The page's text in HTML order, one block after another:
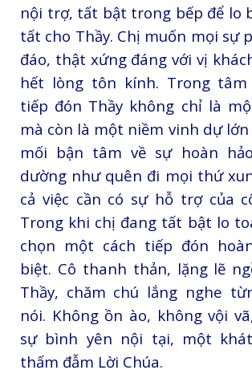
nội trợ, tất bật trong bếp để lo
tất cho Thầy. Chị muốn mọi sự
đáo, thật xứng đáng với vị
hết lòng tôn kính. Trong
tiếp đón Thầy không chỉ là
mà còn là một niềm vinh dự lớn
mối bận tâm về sự hoàn
dường như quên đi mọi thứ
cả việc cần có sự hỗ trợ của
Trong khi chị đang tất bật lo
chọn một cách tiếp đón
biệt. Cô thanh thản, lặng lẽ
Thầy, chăm chú lắng nghe
nói. Không ồn ào, không vội
sự bình yên nội tại, một
thấm đẫm Lời Chúa.